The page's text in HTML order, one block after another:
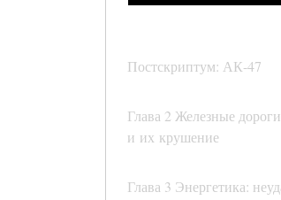
Постскриптум: АК-47
Глава 2 Железные
и их крушение
Глава 3 Энергетика: